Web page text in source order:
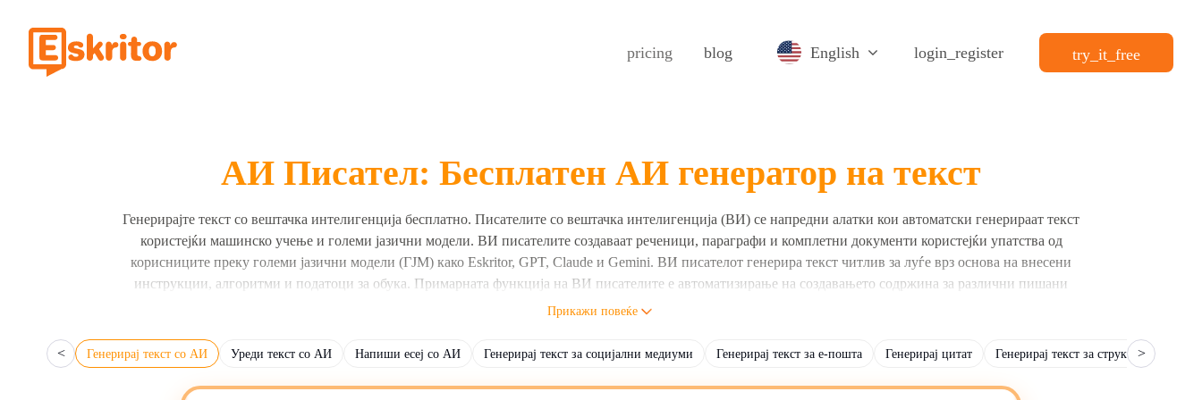
pricing blog English login_register try_it_free
АИ Писател: Бесплатен АИ генератор на текст
Генерирајте текст со вештачка интелигенција бесплатно. Писателите со вештачка интелигенција (ВИ) се напредни алатки кои автоматски генерираат текст
користејќи машинско учење и големи јазични модели. ВИ писателите создаваат реченици, параграфи и комплетни документи користејќи упатства од
корисниците преку големи јазични модели (ГЈМ) како Eskritor, GPT, Claude и Gemini. ВИ писателот генерира текст читлив за луѓе врз основа на внесени
инструкции, алгоритми и податоци за обука. Примарната функција на ВИ писателите е автоматизирање на создавањето содржина за различни пишани
формати, вклучувајќи блогови, статии, објави на социјални медиуми и маркетиншки материјали.
Користете ВИ писатели и генератори за создавање нацрти, преработка на содржина, сумирање и наоѓање нови идеи за содржина. Одредете ја читливоста на
текстот, должината, сентиментот, тоналитетот, експертизата, јасноста, конзистентноста на форматирањето, лексичката разновидност и граматичката
прецизност.
Прикажи повеќе
< Генерирај текст со АИ Уреди текст со АИ Напиши есеј со АИ Генерирај текст за социјални медиуми Генерирај текст за е-пошта Генерирај цитат Генерирај текст за структура
>